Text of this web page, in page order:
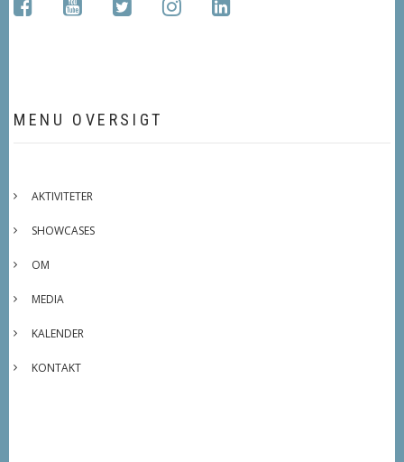
facebookyoutubetwitterinstagramlinkedin
MENU OVERSIGT
AKTIVITETER
SHOWCASES
OM
MEDIA
KALENDER
KONTAKT